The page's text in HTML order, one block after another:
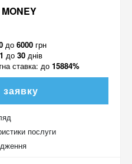
до 6000грн
1 до 30днів
ставка: до 15884%
послуги